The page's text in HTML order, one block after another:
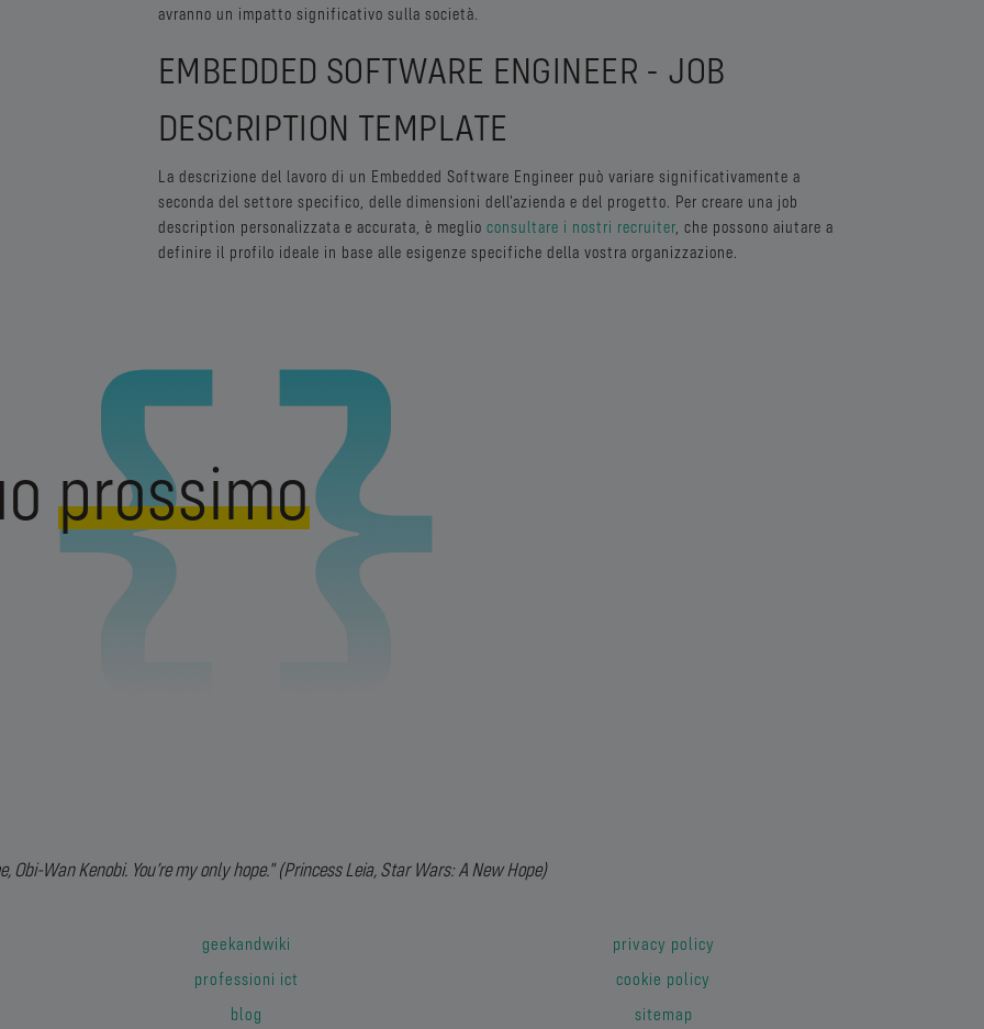
avranno un impatto significativo sulla società.
EMBEDDED SOFTWARE ENGINEER - JOB
DESCRIPTION TEMPLATE
La descrizione del lavoro di un Embedded Software Engineer può variare significativamente a
seconda del settore specifico, delle dimensioni dell'azienda e del progetto. Per creare una job
description personalizzata e accurata, è meglio consultare i nostri recruiter, che possono aiutare a
definire il profilo ideale in base alle esigenze specifiche della vostra organizzazione.
prossimo
Obi-Wan Kenobi. You’re my only hope." (Princess Leia, Star Wars: A New Hope)
geekandwiki
professioni ict
blog
privacy policy
cookie policy
sitemap